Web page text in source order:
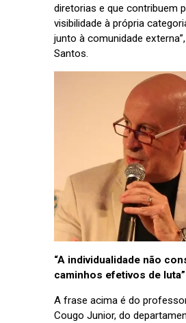
diretorias e que contribuem
visibilidade à própria
junto à comunidade
Santos.
“A individualidade não
caminhos efetivos de luta”
A frase acima é do
Cougo Junior, do